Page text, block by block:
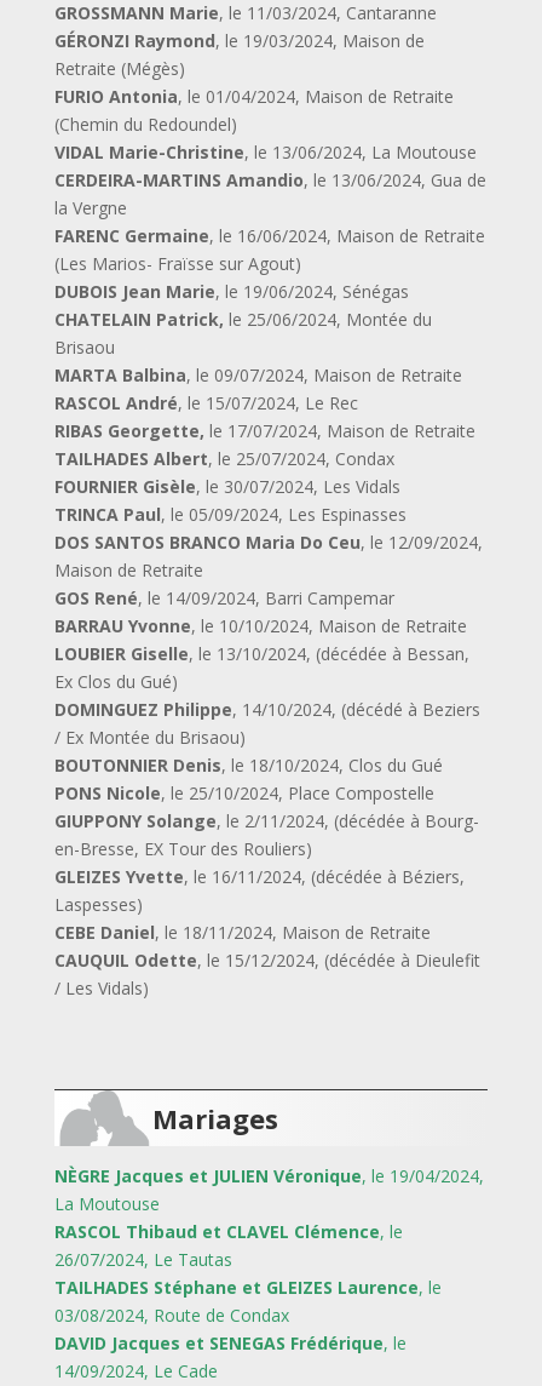
GROSSMANN Marie, le 11/03/2024, Cantaranne
GÉRONZI Raymond, le 19/03/2024, Maison de
Retraite (Mégès)
FURIO Antonia, le 01/04/2024, Maison de Retraite
(Chemin du Redoundel)
VIDAL Marie-Christine, le 13/06/2024, La Moutouse
CERDEIRA-MARTINS Amandio, le 13/06/2024, Gua de
la Vergne
FARENC Germaine, le 16/06/2024, Maison de Retraite
(Les Marios- Fraïsse sur Agout)
DUBOIS Jean Marie, le 19/06/2024, Sénégas
CHATELAIN Patrick, le 25/06/2024, Montée du
Brisaou
MARTA Balbina, le 09/07/2024, Maison de Retraite
RASCOL André, le 15/07/2024, Le Rec
RIBAS Georgette, le 17/07/2024, Maison de Retraite
TAILHADES Albert, le 25/07/2024, Condax
FOURNIER Gisèle, le 30/07/2024, Les Vidals
TRINCA Paul, le 05/09/2024, Les Espinasses
DOS SANTOS BRANCO Maria Do Ceu, le 12/09/2024,
Maison de Retraite
GOS René, le 14/09/2024, Barri Campemar
BARRAU Yvonne, le 10/10/2024, Maison de Retraite
LOUBIER Giselle, le 13/10/2024, (décédée à Bessan,
Ex Clos du Gué)
DOMINGUEZ Philippe, 14/10/2024, (décédé à Beziers
/ Ex Montée du Brisaou)
BOUTONNIER Denis, le 18/10/2024, Clos du Gué
PONS Nicole, le 25/10/2024, Place Compostelle
GIUPPONY Solange, le 2/11/2024, (décédée à Bourg-
en-Bresse, EX Tour des Rouliers)
GLEIZES Yvette, le 16/11/2024, (décédée à Béziers,
Laspesses)
CEBE Daniel, le 18/11/2024, Maison de Retraite
CAUQUIL Odette, le 15/12/2024, (décédée à Dieulefit
/ Les Vidals)
Mariages
NÈGRE Jacques et JULIEN Véronique, le 19/04/2024,
La Moutouse
RASCOL Thibaud et CLAVEL Clémence, le
26/07/2024, Le Tautas
TAILHADES Stéphane et GLEIZES Laurence, le
03/08/2024, Route de Condax
DAVID Jacques et SENEGAS Frédérique, le
14/09/2024, Le Cade